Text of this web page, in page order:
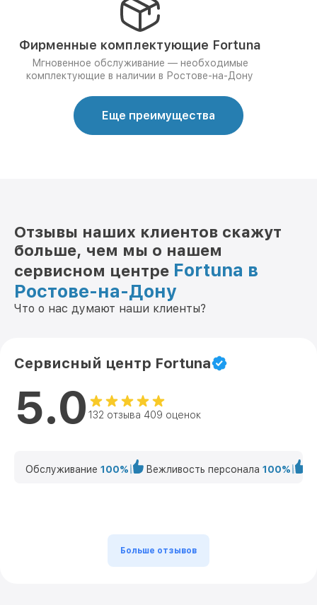
Фирменные комплектующие Fortuna
Мгновенное обслуживание — необходимые
комплектующие в наличии в Ростове-на-Дону
Еще преимущества
Отзывы наших клиентов скажут
больше, чем мы о нашем
сервисном центре Fortuna в
Ростове-на-Дону
Что о нас думают наши клиенты?
Сервисный центр Fortuna
5.0 132 отзыва 409 оценок
Обслуживание 100% Вежливость персонала 100%
Больше отзывов